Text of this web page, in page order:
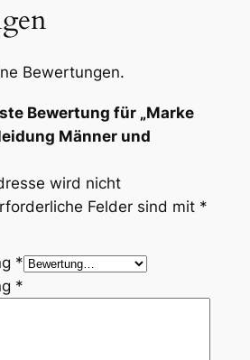
Bewertungen.
Bewertung für „Marke
Männer und
wird nicht
Felder sind mit *
*
*